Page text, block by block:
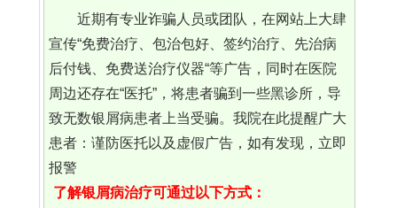
近期有专业诈骗人员或团队，在网站上大肆
宣传“免费治疗、包治包好、签约治疗、先治病
后付钱、免费送治疗仪器“等广告，同时在医院
周边还存在“医托”，将患者骗到一些黑诊所，导
致无数银屑病患者上当受骗。我院在此提醒广大
患者：谨防医托以及虚假广告，如有发现，立即
报警
了解银屑病治疗可通过以下方式：